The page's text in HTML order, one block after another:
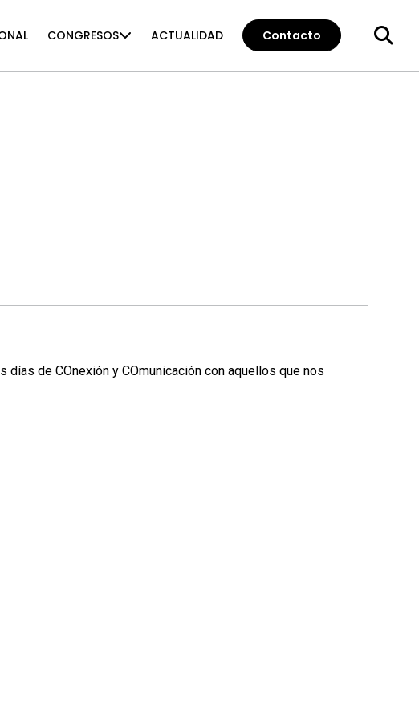
CONGRESOS ACTUALIDAD Contacto
de COnexión y COmunicación con aquellos que nos